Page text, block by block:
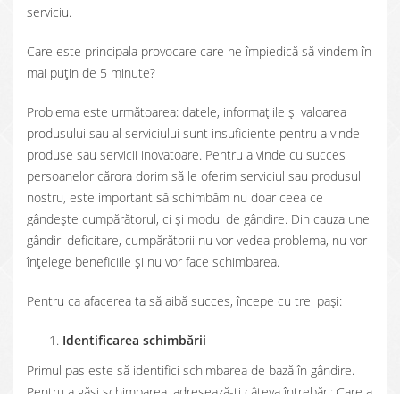
serviciu.
Care este principala provocare care ne împiedică să vindem în
mai puțin de 5 minute?
Problema este următoarea: datele, informațiile și valoarea
produsului sau al serviciului sunt insuficiente pentru a vinde
produse sau servicii inovatoare. Pentru a vinde cu succes
persoanelor cărora dorim să le oferim serviciul sau produsul
nostru, este important să schimbăm nu doar ceea ce
gândește cumpărătorul, ci și modul de gândire. Din cauza unei
gândiri deficitare, cumpărătorii nu vor vedea problema, nu vor
înțelege beneficiile și nu vor face schimbarea.
Pentru ca afacerea ta să aibă succes, începe cu trei pași:
Identificarea schimbării
Primul pas este să identifici schimbarea de bază în gândire.